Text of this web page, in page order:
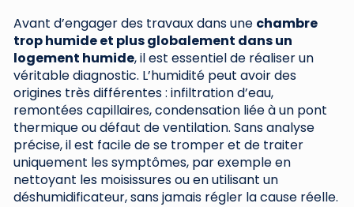
Avant d’engager des travaux dans une chambre
trop humide et plus globalement dans un
logement humide, il est essentiel de réaliser un
véritable diagnostic. L’humidité peut avoir des
origines très différentes : infiltration d’eau,
remontées capillaires, condensation liée à un pont
thermique ou défaut de ventilation. Sans analyse
précise, il est facile de se tromper et de traiter
uniquement les symptômes, par exemple en
nettoyant les moisissures ou en utilisant un
déshumidificateur, sans jamais régler la cause réelle.